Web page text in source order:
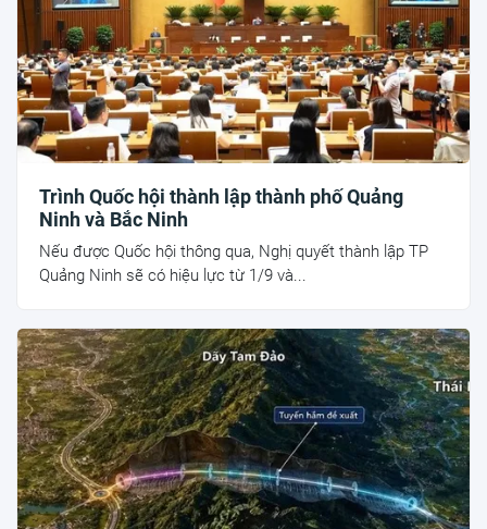
Trình Quốc hội thành lập thành phố Quảng
Ninh và Bắc Ninh
Nếu được Quốc hội thông qua, Nghị quyết thành lập TP
Quảng Ninh sẽ có hiệu lực từ 1/9 và...